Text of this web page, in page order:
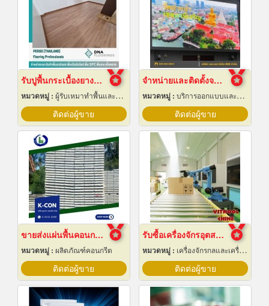
รับปูพื้นกระเบื้องยางลายไม้
หมวดหมู่ : ผู้รับเหมาทำพื้นและทางเดิน
ติดต่อผู้ขาย
จำหน่ายและติดตั้งจอ LED Display Outdoor
หมวดหมู่ : บริการออกแบบและจัดทำป้ายโฆษณา 24 ชม.
ติดต่อผู้ขาย
ขายส่งแผ่นพื้นคอนกรีต สมุทรปราการ
หมวดหมู่ : ผลิตภัณฑ์คอนกรีต
ติดต่อผู้ขาย
รับซื้อเครื่องจักรอุตสาหกรรมมือสอง
หมวดหมู่ : เครื่องจักรกลและเครื่องมือกล
ติดต่อผู้ขาย